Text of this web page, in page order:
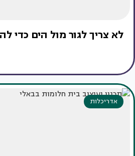
לא צריך לגור מול הים כדי
אדריכלות